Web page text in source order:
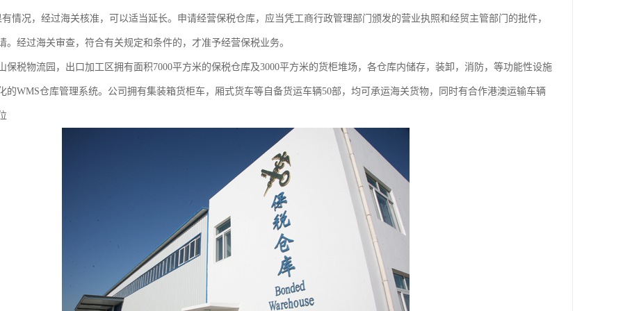
情况，经过海关核准，可以适当延长。申请经营保税仓库，应当凭工商行政管理部门颁发的营业执照和经贸主管部门的批件，
。经过海关审查，符合有关规定和条件的，才准予经营保税业务。
保税物流园，出口加工区拥有面积7000平方米的保税仓库及3000平方米的货柜堆场，各仓库内储存，装卸，消防，等功能性设施
的WMS仓库管理系统。公司拥有集装箱货柜车，厢式货车等自备货运车辆50部，均可承运海关货物，同时有合作港澳运输车辆